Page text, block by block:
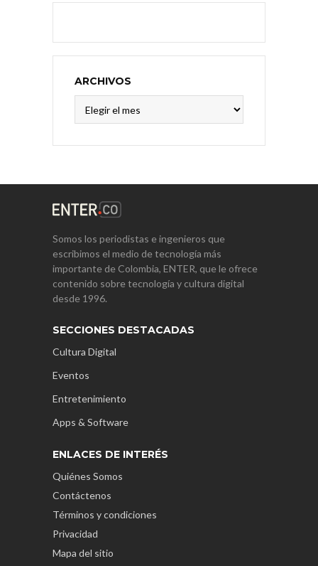
ARCHIVOS
Somos los periodistas e ingenieros que
escribimos el medio de tecnología más
importante de Colombia, ENTER, que le ofrece
contenido sobre tecnología y cultura digital
desde 1996.
SECCIONES DESTACADAS
Cultura Digital
Eventos
Entretenimiento
Apps & Software
ENLACES DE INTERÉS
Quiénes Somos
Contáctenos
Términos y condiciones
Privacidad
Mapa del sitio